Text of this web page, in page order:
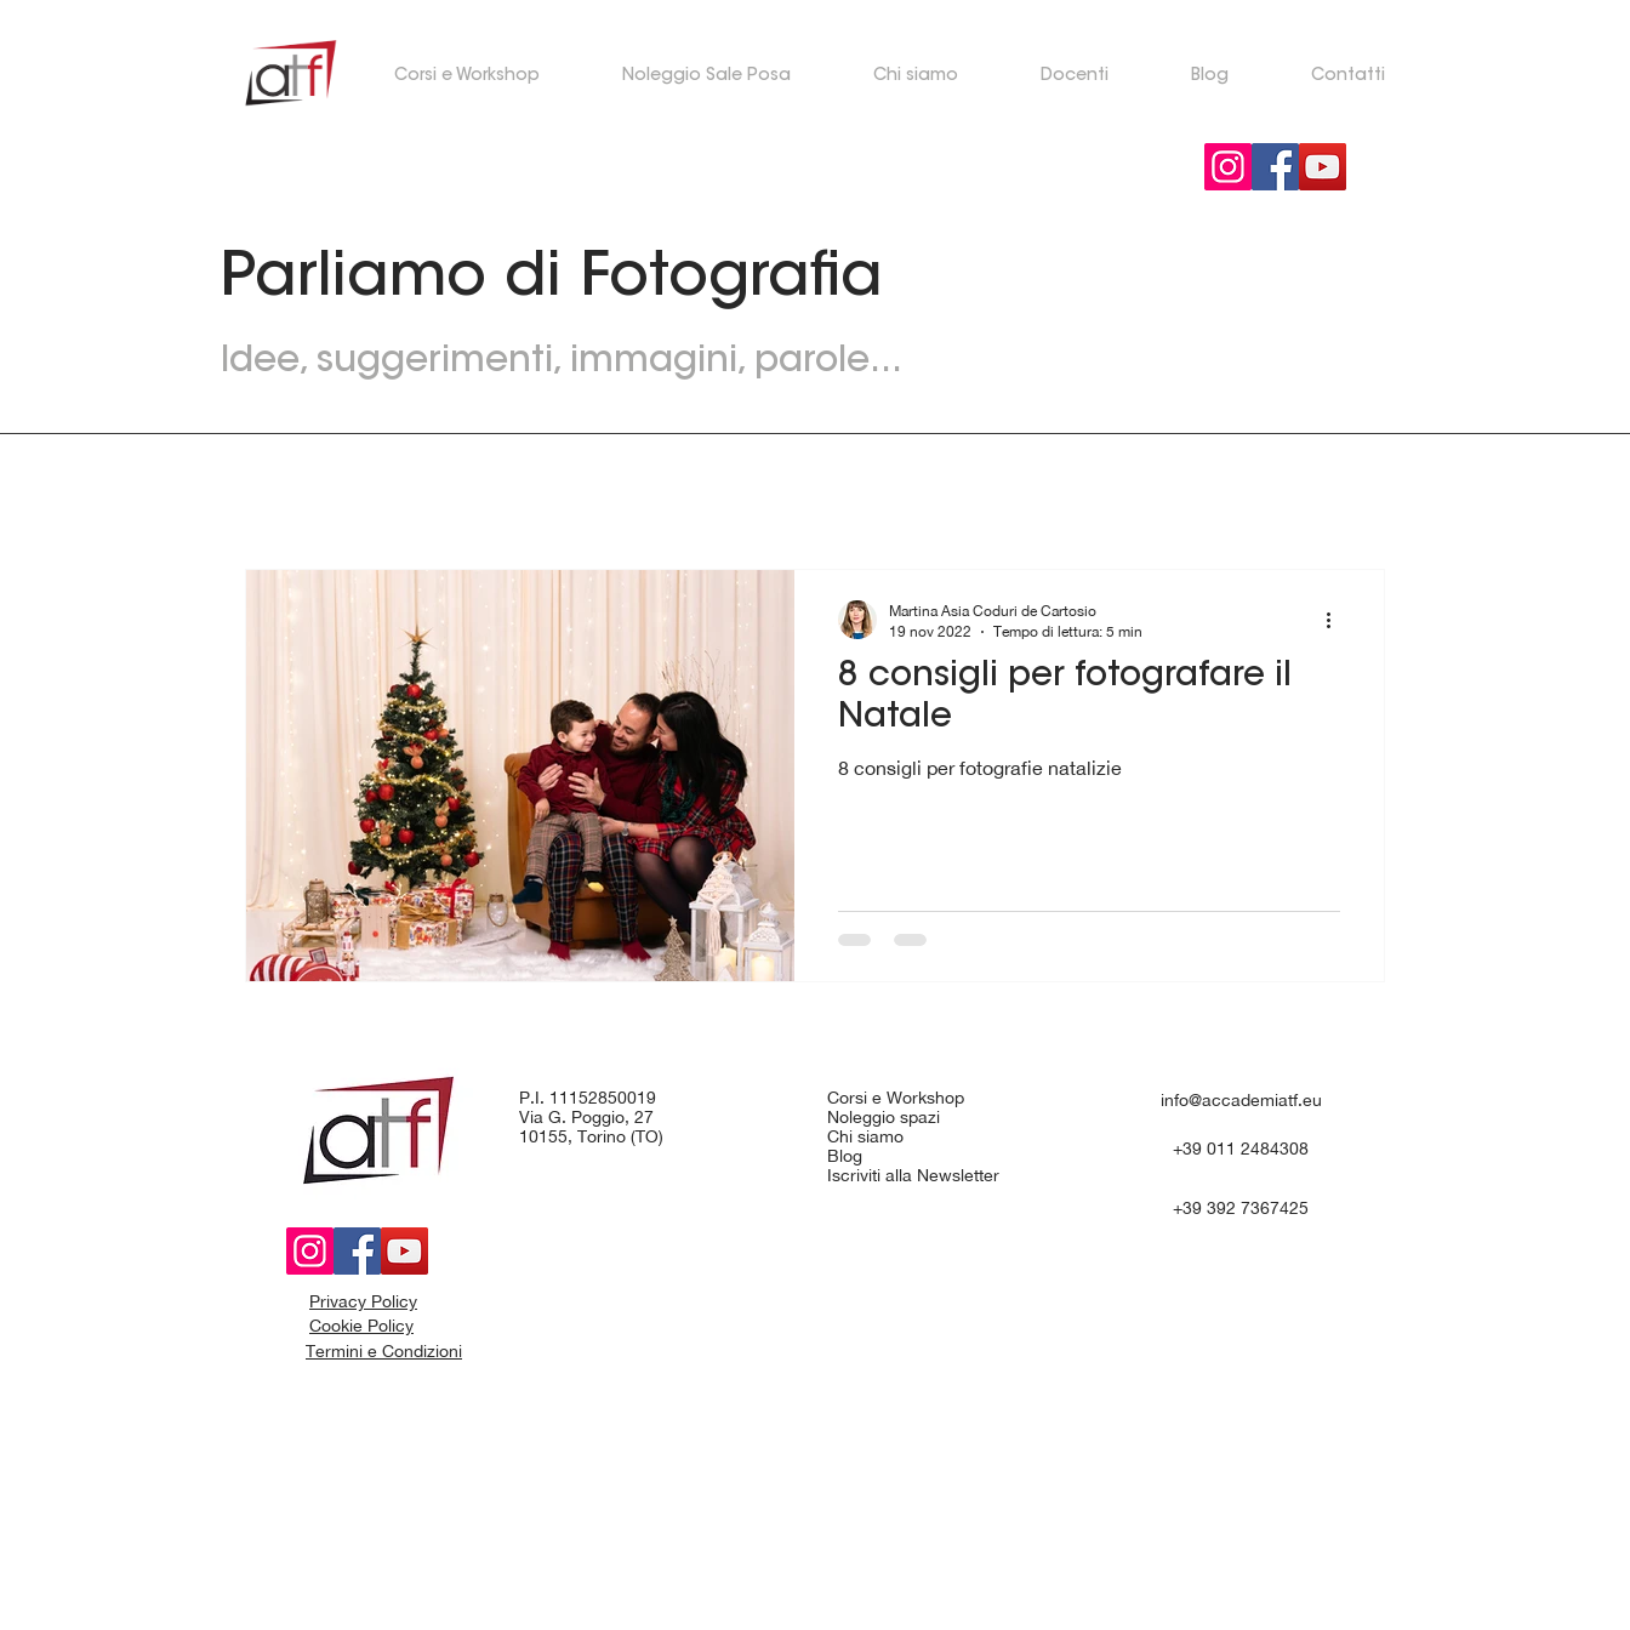
Corsi e Workshop Noleggio Sale Posa Chi siamo Docenti Blog Contatti
Parliamo di Fotografia
Idee, suggerimenti, immagini, parole...
8 consigli per fotografare il
Natale
8 consigli per fotografie natalizie
Martina Asia Coduri de Cartosio
19 nov 2022
Tempo di lettura: 5 min
Privacy Policy
Cookie Policy
Termini e Condizioni
P.I. 11152850019
Via G. Poggio, 27
10155, Torino (TO)
Corsi e Workshop
Noleggio spazi
Chi siamo
Blog
Iscriviti alla Newsletter
info@accademiatf.eu
+39 011 2484308
+39 392 7367425